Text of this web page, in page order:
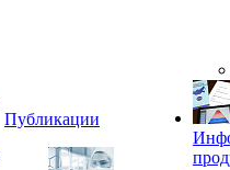
Публикации